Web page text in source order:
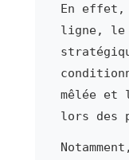
En effet,
ligne,
mêlée et
lors des